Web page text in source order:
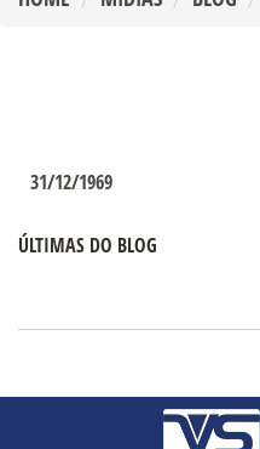
31/12/1969
ÚLTIMAS DO BLOG